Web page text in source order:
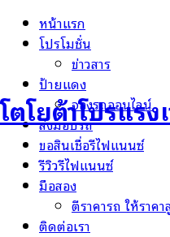
Skip
โตโยต้าโปรแรง
หน้าแรก
โปรโมชั่น
ข่าวสาร
ป้ายแดง
จองรถออนไลน์
ส่งมอบรถ
ขอสินเชื่อรีไฟแนนซ์
รีวิวรีไฟแนนซ์
มือสอง
ตีราคารถ ให้ราคา
ติดต่อเรา